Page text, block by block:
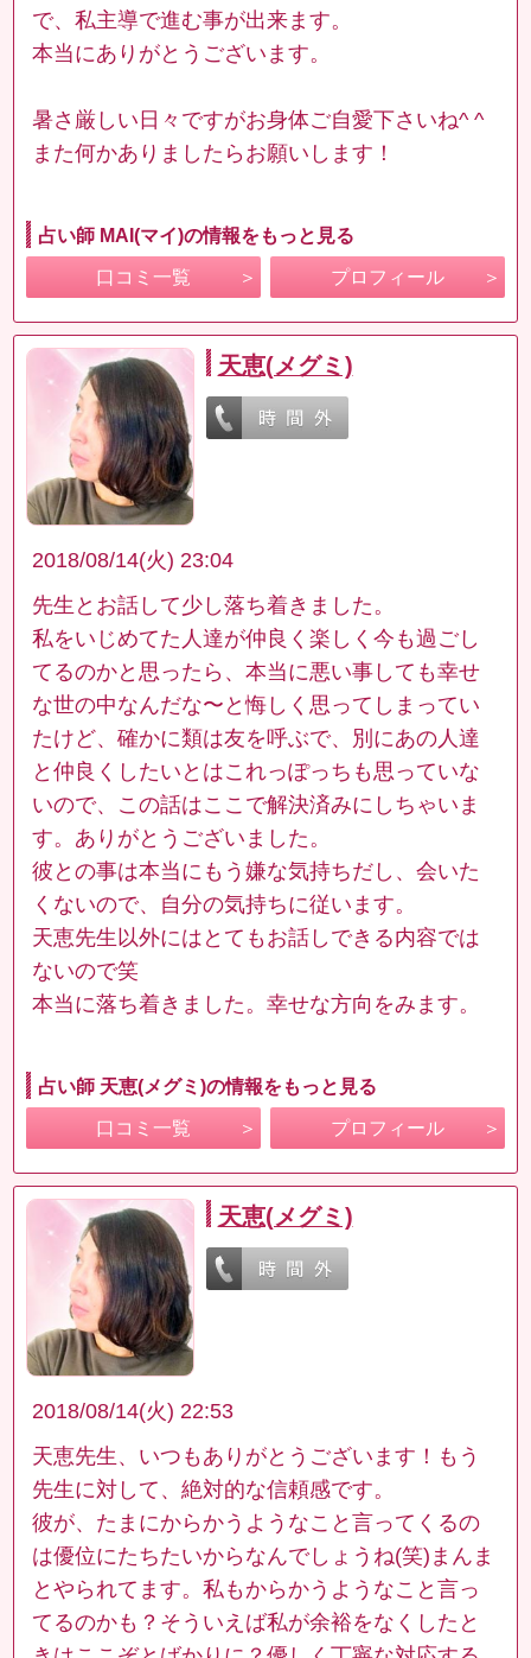
で、私主導で進む事が出来ます。
本当にありがとうございます。
暑さ厳しい日々ですがお身体ご自愛下さいね^ ^
また何かありましたらお願いします！
占い師 MAI(マイ)の情報をもっと見る
口コミ一覧 プロフィール
天恵(メグミ)
2018/08/14(火) 23:04
先生とお話して少し落ち着きました。
私をいじめてた人達が仲良く楽しく今も過ごし
てるのかと思ったら、本当に悪い事しても幸せ
な世の中なんだな〜と悔しく思ってしまってい
たけど、確かに類は友を呼ぶで、別にあの人達
と仲良くしたいとはこれっぽっちも思っていな
いので、この話はここで解決済みにしちゃいま
す。ありがとうございました。
彼との事は本当にもう嫌な気持ちだし、会いた
くないので、自分の気持ちに従います。
天恵先生以外にはとてもお話しできる内容では
ないので笑
本当に落ち着きました。幸せな方向をみます。
占い師 天恵(メグミ)の情報をもっと見る
口コミ一覧 プロフィール
天恵(メグミ)
2018/08/14(火) 22:53
天恵先生、いつもありがとうございます！もう
先生に対して、絶対的な信頼感です。
彼が、たまにからかうようなこと言ってくるの
は優位にたちたいからなんでしょうね(笑)まんま
とやられてます。私もからかうようなこと言っ
てるのかも？そういえば私が余裕をなくしたと